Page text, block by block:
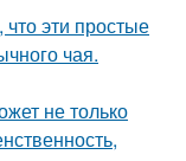
эти простые
чая.
не только